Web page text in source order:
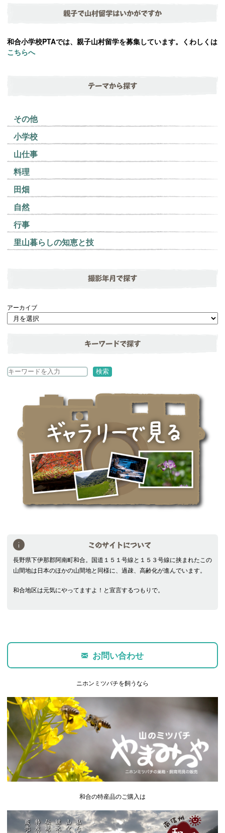
親子で山村留学はいかがですか
和合小学校PTAでは、親子山村留学を募集しています。くわしくは
こちらへ
テーマから探す
その他
小学校
山仕事
料理
田畑
自然
行事
里山暮らしの知恵と技
撮影年月で探す
アーカイブ
キーワードで探す
検
検索
このサイトについて
長野県下伊那郡阿南町和合。国道１５１号線と１５３号線に挟まれたこの
山間地は日本のほかの山間地と同様に、過疎、高齢化が進んでいます。
和合地区は元気にやってますよ！と宣言するつもりで。
お問い合わせ
ニホンミツバチを飼うなら
和合の特産品のご購入は